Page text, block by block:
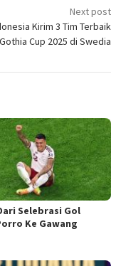
Next post
Kirim 3 Tim Terbaik
Cup 2025 di Swedia
Selebrasi Gol
Ke Gawang